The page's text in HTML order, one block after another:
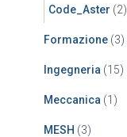
Code_Aster (2)
Formazione (3)
Ingegneria (15)
Meccanica (1)
MESH (3)